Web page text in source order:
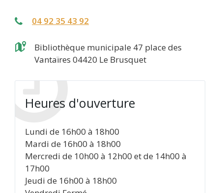
04 92 35 43 92
Bibliothèque municipale 47 place des
Vantaïres 04420 Le Brusquet
Heures d'ouverture
Lundi de 16h00 à 18h00
Mardi de 16h00 à 18h00
Mercredi de 10h00 à 12h00 et de 14h00 à
17h00
Jeudi de 16h00 à 18h00